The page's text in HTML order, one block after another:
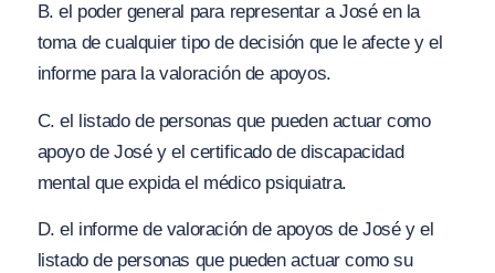
B. el poder general para representar a José en la
toma de cualquier tipo de decisión que le afecte y el
informe para la valoración de apoyos.
C. el listado de personas que pueden actuar como
apoyo de José y el certificado de discapacidad
mental que expida el médico psiquiatra.
D. el informe de valoración de apoyos de José y el
listado de personas que pueden actuar como su